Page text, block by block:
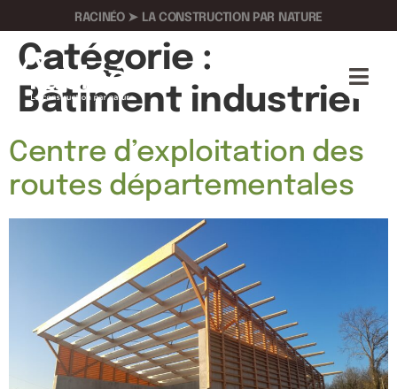
RACINÉO ➤ LA CONSTRUCTION PAR NATURE
Catégorie :
Bâtiment industriel
Centre d’exploitation des
routes départementales